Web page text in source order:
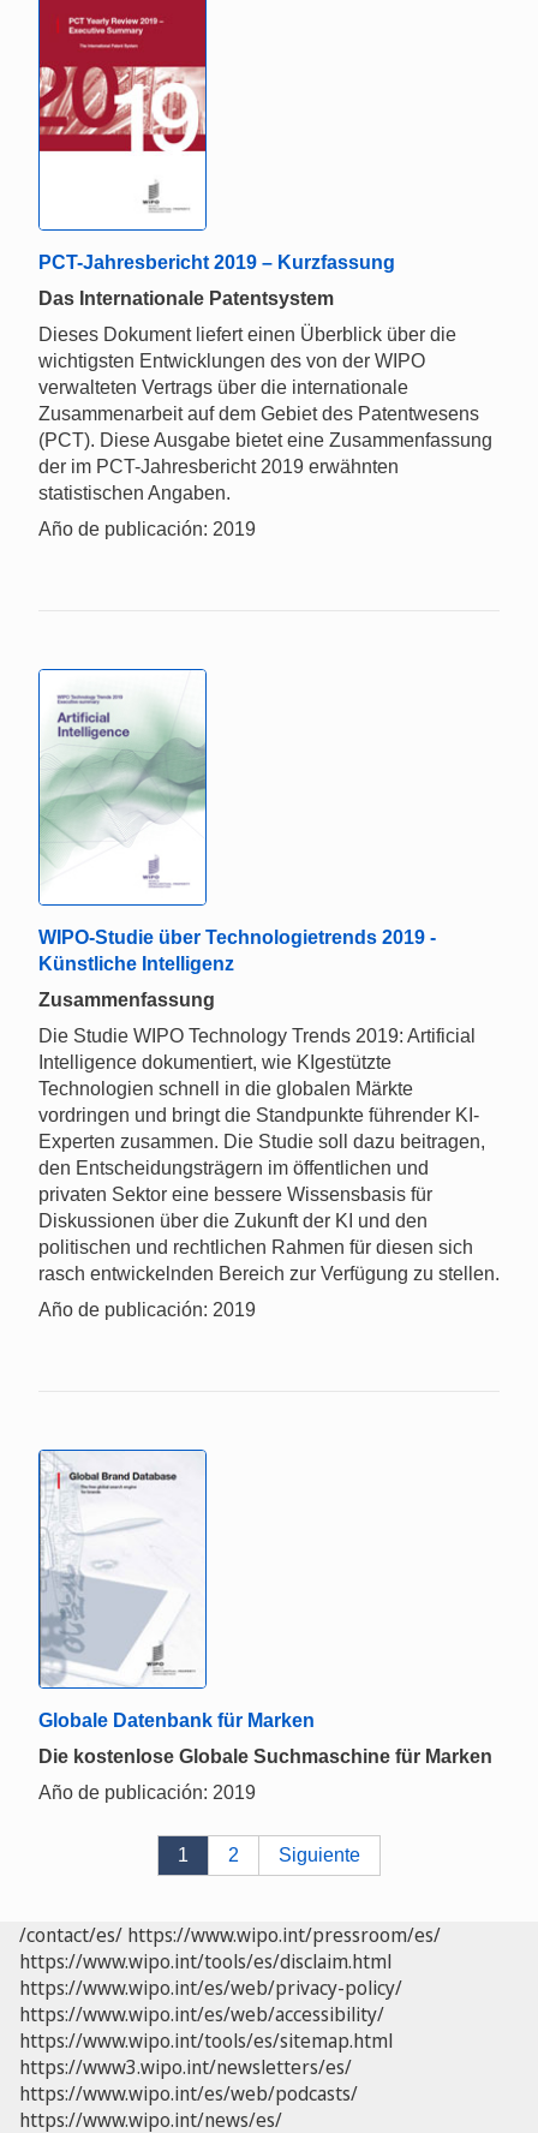
PCT-Jahresbericht 2019 – Kurzfassung
Das Internationale Patentsystem
Dieses Dokument liefert einen Überblick über die
wichtigsten Entwicklungen des von der WIPO
verwalteten Vertrags über die internationale
Zusammenarbeit auf dem Gebiet des Patentwesens
(PCT). Diese Ausgabe bietet eine Zusammenfassung
der im PCT-Jahresbericht 2019 erwähnten
statistischen Angaben.
Año de publicación: 2019
WIPO-Studie über Technologietrends 2019 -
Künstliche Intelligenz
Zusammenfassung
Die Studie WIPO Technology Trends 2019: Artificial
Intelligence dokumentiert, wie KIgestützte
Technologien schnell in die globalen Märkte
vordringen und bringt die Standpunkte führender KI-
Experten zusammen. Die Studie soll dazu beitragen,
den Entscheidungsträgern im öffentlichen und
privaten Sektor eine bessere Wissensbasis für
Diskussionen über die Zukunft der KI und den
politischen und rechtlichen Rahmen für diesen sich
rasch entwickelnden Bereich zur Verfügung zu stellen.
Año de publicación: 2019
Globale Datenbank für Marken
Die kostenlose Globale Suchmaschine für Marken
Año de publicación: 2019
1 2 Siguiente
/contact/es/ https://www.wipo.int/pressroom/es/
https://www.wipo.int/tools/es/disclaim.html
https://www.wipo.int/es/web/privacy-policy/
https://www.wipo.int/es/web/accessibility/
https://www.wipo.int/tools/es/sitemap.html
https://www3.wipo.int/newsletters/es/
https://www.wipo.int/es/web/podcasts/
https://www.wipo.int/news/es/